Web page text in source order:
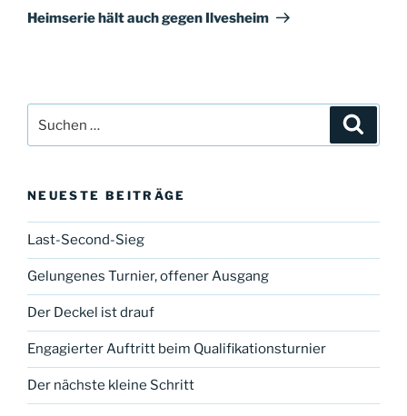
Beitrag
Heimserie hält auch gegen Ilvesheim
nach:
NEUESTE BEITRÄGE
Last-Second-Sieg
Gelungenes Turnier, offener Ausgang
Der Deckel ist drauf
Engagierter Auftritt beim Qualifikationsturnier
Der nächste kleine Schritt